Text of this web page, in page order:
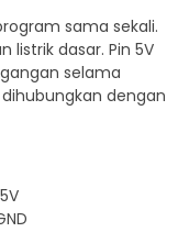
sama sekali.
dasar. Pin 5V
selama
dengan